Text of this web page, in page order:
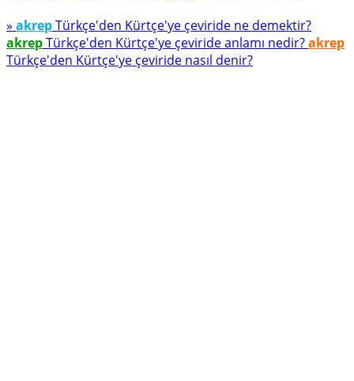
» akrepTürkçe'den Kürtçe'ye çeviride ne demektir?
akrepTürkçe'den Kürtçe'ye çeviride anlamı nedir?akrep
Türkçe'den Kürtçe'ye çeviride nasıl denir?